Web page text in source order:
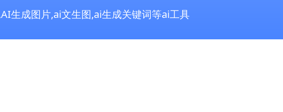
生成图片,ai文生图,ai生成关键词等ai工具